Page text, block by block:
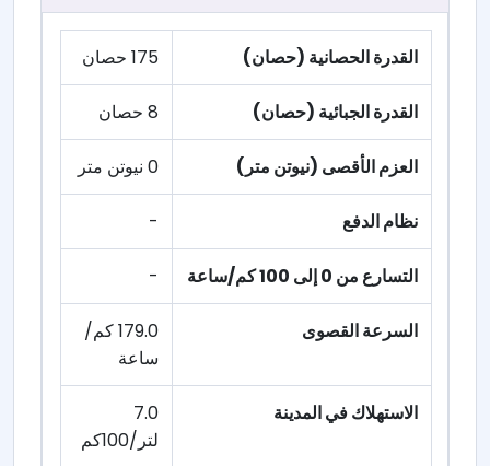
القدرة الحصانية (حصان) 175 حصان
القدرة الجبائية (حصان) 8 حصان
العزم الأقصى (نيوتن متر) 0 نيوتن متر
نظام الدفع -
التسارع من 0 إلى 100 كم/ساعة -
السرعة القصوى
179.0 كم/
ساعة
الاستهلاك في المدينة
7.0
لتر/100كم